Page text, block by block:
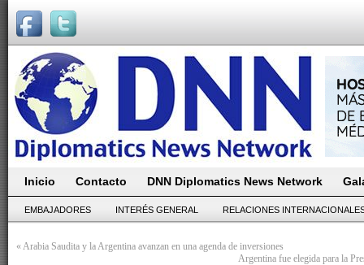
Inicio Contacto DNN Diplomatics News Network
EMBAJADORES INTERÉS GENERAL RELACIONES
«Arabia Saudita y la Argentina avanzan en una agenda de inversiones
Argentina fue elegida para la